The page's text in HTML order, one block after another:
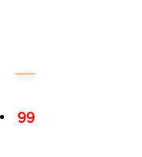
99